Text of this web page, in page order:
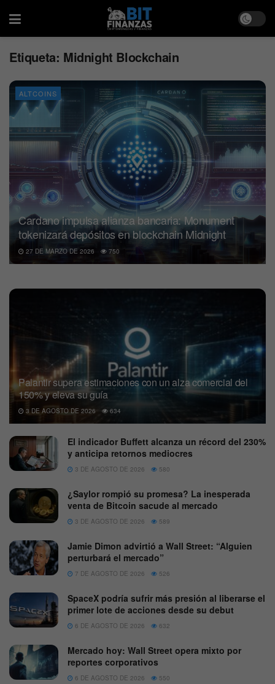
Etiqueta: Midnight Blockchain
ALTCOINS
Cardano impulsa alianza bancaria: Monument
tokenizará depósitos en blockchain Midnight
27 DE MARZO DE 2026 750
Palantir supera estimaciones con un alza comercial del
150% y eleva su guía
3 DE AGOSTO DE 2026 634
El indicador Buffett alcanza un récord del 230%
y anticipa retornos mediocres
3 DE AGOSTO DE 2026 580
¿Saylor rompió su promesa? La inesperada
venta de Bitcoin sacude al mercado
3 DE AGOSTO DE 2026 589
Jamie Dimon advirtió a Wall Street: “Alguien
perturbará el mercado”
7 DE AGOSTO DE 2026 526
SpaceX podría sufrir más presión al liberarse el
primer lote de acciones desde su debut
6 DE AGOSTO DE 2026 632
Mercado hoy: Wall Street opera mixto por
reportes corporativos
6 DE AGOSTO DE 2026 550